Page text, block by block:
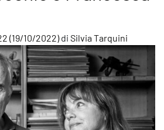
(19/10/2022)di Silvia Tarquini